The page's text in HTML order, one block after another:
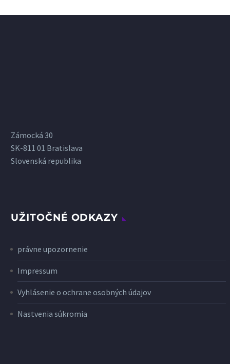
Zámocká 30
SK-811 01 Bratislava
Slovenská republika
UŽITOČNÉ ODKAZY
právne upozornenie
Impressum
Vyhlásenie o ochrane osobných údajov
Nastvenia súkromia